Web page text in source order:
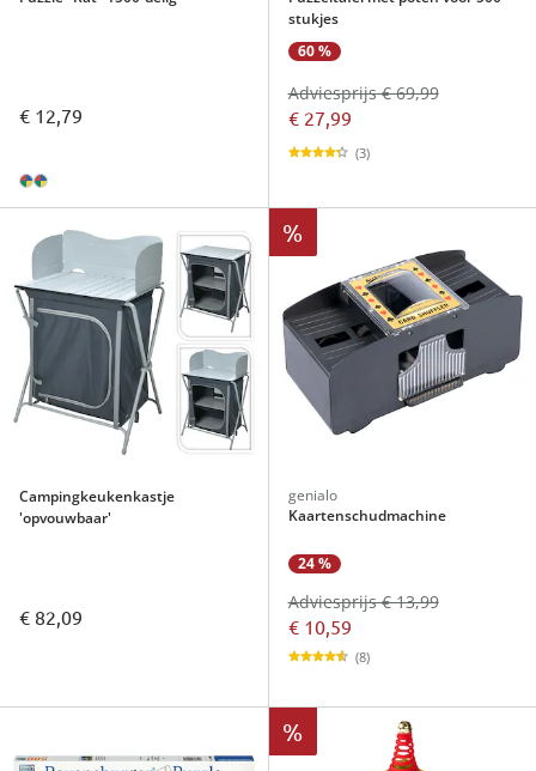
€ 12,79
stukjes
60 %
€ 27,99
Adviesprijs € 69,99
(3)
Campingkeukenkastje
'opvouwbaar'
€ 82,09
%
genialo
Kaartenschudmachine
24 %
€ 10,59
Adviesprijs € 13,99
(8)
%